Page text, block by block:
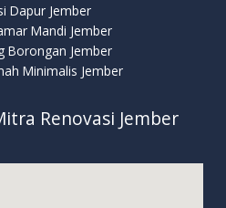
Dapur Jember
Mandi Jember
Borongan Jember
Minimalis Jember
Renovasi Jember